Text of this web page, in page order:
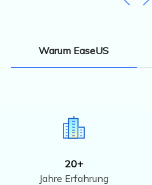
Warum EaseUS
20+
Jahre Erfahrung